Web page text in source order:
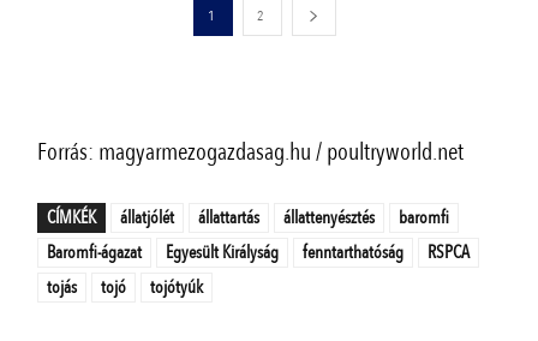
1 2
Forrás: magyarmezogazdasag.hu / poultryworld.net
CÍMKÉK állatjólét állattartás állattenyésztés
baromfi
Baromfi-ágazat
Egyesült Királyság fenntarthatóság
RSPCA
tojás
tojó tojótyúk